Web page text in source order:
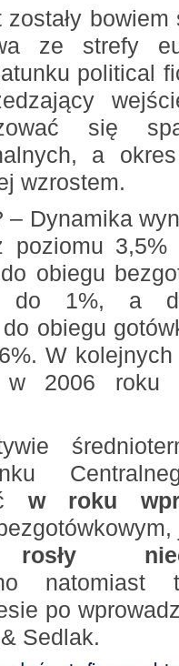
bowiem
ze strefy
political
się
a
wzrostem.
– Dynamika
poziomu
obiegu
do 1%, a
obiegu
W
2006 roku
w roku
rosły
natomiast
po
Sedlak.